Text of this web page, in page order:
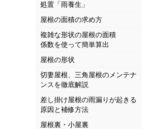
処置「雨養生」
屋根の面積の求め方
複雑な形状の屋根の面積
係数を使って簡単算出
屋根の形状
切妻屋根、三角屋根のメンテナ
ンスを徹底解説
差し掛け屋根の雨漏りが起きる
原因と補修方法
屋根裏・小屋裏